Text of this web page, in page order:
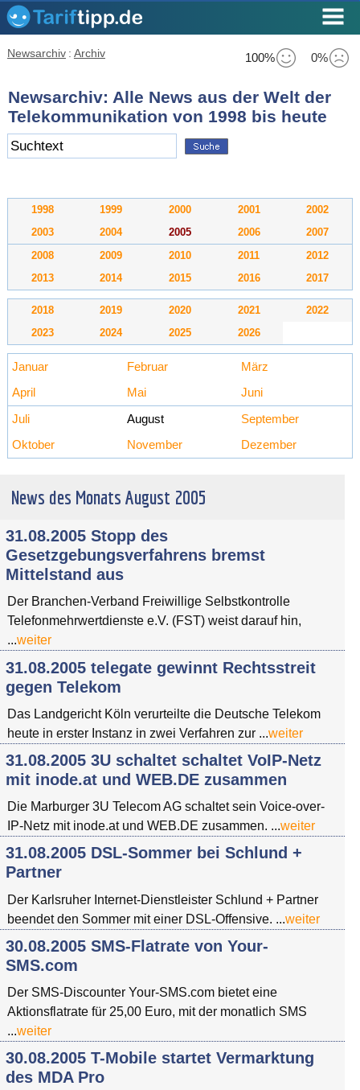
100% 0%
Newsarchiv : Archiv
Newsarchiv: Alle News aus der Welt der
Telekommunikation von 1998 bis heute
1998 1999 2000 2001
2002
2003
2004 2005 2006 2007
2008 2009 2010 2011
2012
2013
2014 2015 2016 2017
2018 2019 2020 2021
2022
2023
2024 2025 2026
Januar Februar
März
April
Mai
Juni
Juli
August
September
Oktober
November Dezember
News des Monats August 2005
31.08.2005 Stopp des
Gesetzgebungsverfahrens bremst
Mittelstand aus
Der Branchen-Verband Freiwillige Selbstkontrolle
Telefonmehrwertdienste e.V. (FST) weist darauf hin,
...weiter
31.08.2005 telegate gewinnt Rechtsstreit
gegen Telekom
Das Landgericht Köln verurteilte die Deutsche Telekom
heute in erster Instanz in zwei Verfahren zur ...weiter
31.08.2005 3U schaltet schaltet VoIP-Netz
mit inode.at und WEB.DE zusammen
Die Marburger 3U Telecom AG schaltet sein Voice-over-
IP-Netz mit inode.at und WEB.DE zusammen. ...weiter
31.08.2005 DSL-Sommer bei Schlund +
Partner
Der Karlsruher Internet-Dienstleister Schlund + Partner
beendet den Sommer mit einer DSL-Offensive. ...weiter
30.08.2005 SMS-Flatrate von Your-
SMS.com
Der SMS-Discounter Your-SMS.com bietet eine
Aktionsflatrate für 25,00 Euro, mit der monatlich SMS
...weiter
30.08.2005 T-Mobile startet Vermarktung
des MDA Pro